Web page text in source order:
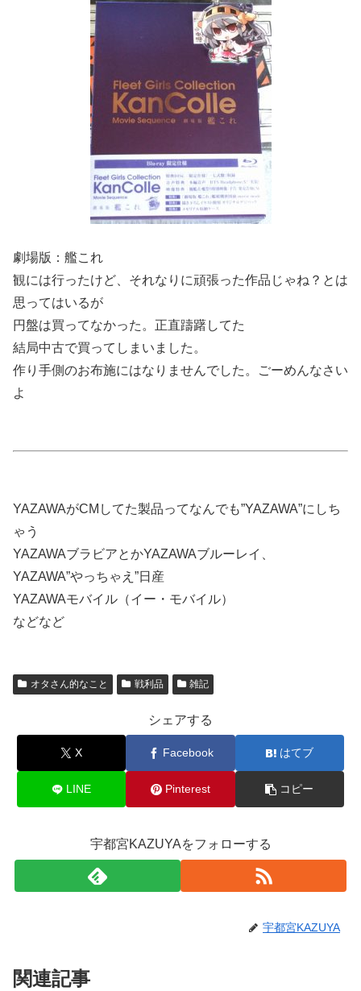
劇場版：艦これ
観には行ったけど、それなりに頑張った作品じゃね？とは
思ってはいるが
円盤は買ってなかった。正直躊躇してた
結局中古で買ってしまいました。
作り手側のお布施にはなりませんでした。ごーめんなさい
よ
YAZAWAがCMしてた製品ってなんでも”YAZAWA”にしち
ゃう
YAZAWAブラビアとかYAZAWAブルーレイ、
YAZAWA”やっちゃえ”日産
YAZAWAモバイル（イー・モバイル）
などなど
オタさん的なこと 戦利品 雑記
シェアする
X Facebook はてブ
LINE Pinterest コピー
宇都宮KAZUYAをフォローする
宇都宮KAZUYA
関連記事